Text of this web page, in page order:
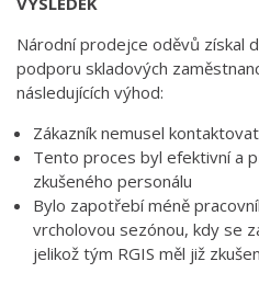
Národní prodejce oděvů získal
podporu skladových
následujících výhod:
Zákazník nemusel
Tento proces byl efektivní a
zkušeného personálu
Bylo zapotřebí méně
vrcholovou sezónou, kdy se
jelikož tým RGIS měl již